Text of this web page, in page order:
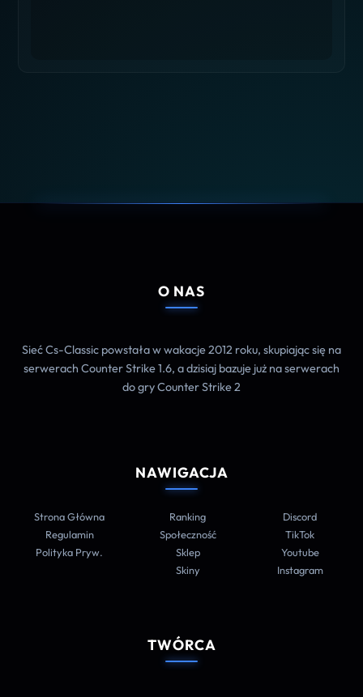
O NAS
Sieć Cs-Classic powstała w wakacje 2012 roku, skupiając się na
serwerach Counter Strike 1.6, a dzisiaj bazuje już na serwerach
do gry Counter Strike 2
NAWIGACJA
Strona Główna
Regulamin
Polityka Pryw.
Ranking
Społeczność
Sklep
Skiny
Discord
TikTok
Youtube
Instagram
TWÓRCA